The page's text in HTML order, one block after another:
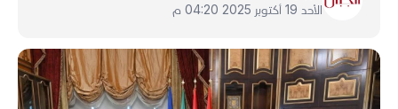
الأحد 19 أكتوبر 2025 04:20 م